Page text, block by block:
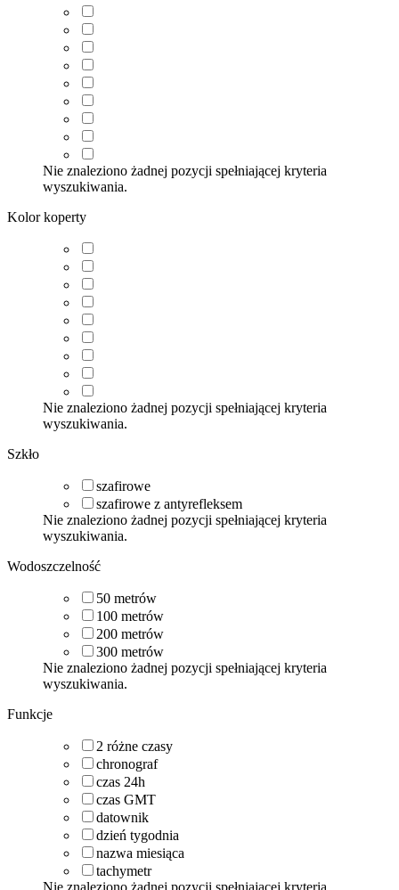
Nie znaleziono żadnej pozycji spełniającej kryteria
wyszukiwania.
Kolor koperty
Nie znaleziono żadnej pozycji spełniającej kryteria
wyszukiwania.
Szkło
szafirowe
szafirowe z antyrefleksem
Nie znaleziono żadnej pozycji spełniającej kryteria
wyszukiwania.
Wodoszczelność
50 metrów
100 metrów
200 metrów
300 metrów
Nie znaleziono żadnej pozycji spełniającej kryteria
wyszukiwania.
Funkcje
2 różne czasy
chronograf
czas 24h
czas GMT
datownik
dzień tygodnia
nazwa miesiąca
tachymetr
Nie znaleziono żadnej pozycji spełniającej kryteria